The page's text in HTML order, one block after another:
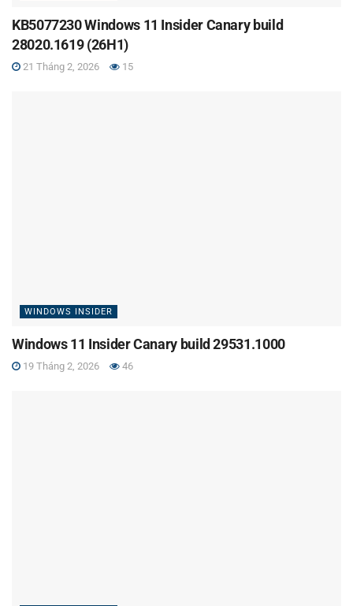
KB5077230 Windows 11 Insider Canary build
28020.1619 (26H1)
21 Tháng 2, 2026 15
WINDOWS INSIDER
Windows 11 Insider Canary build 29531.1000
19 Tháng 2, 2026 46